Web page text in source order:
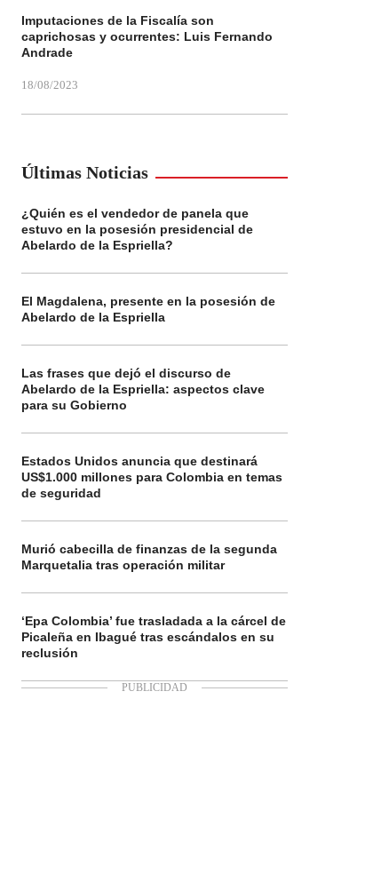
Imputaciones de la Fiscalía son
caprichosas y ocurrentes: Luis Fernando
Andrade
18/08/2023
Últimas Noticias
¿Quién es el vendedor de panela que
estuvo en la posesión presidencial de
Abelardo de la Espriella?
El Magdalena, presente en la posesión de
Abelardo de la Espriella
Las frases que dejó el discurso de
Abelardo de la Espriella: aspectos clave
para su Gobierno
Estados Unidos anuncia que destinará
US$1.000 millones para Colombia en temas
de seguridad
Murió cabecilla de finanzas de la segunda
Marquetalia tras operación militar
‘Epa Colombia’ fue trasladada a la cárcel de
Picaleña en Ibagué tras escándalos en su
reclusión